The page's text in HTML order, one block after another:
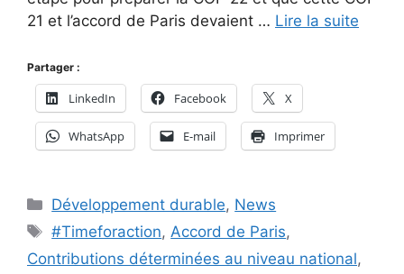
21 et l’accord de Paris devaient … Lire la suite
Partager :
LinkedIn Facebook X
WhatsApp E-mail Imprimer
Catégories
Développement durable, News
Étiquettes
#Timeforaction,Accord de Paris,
Contributions déterminées au niveau national,